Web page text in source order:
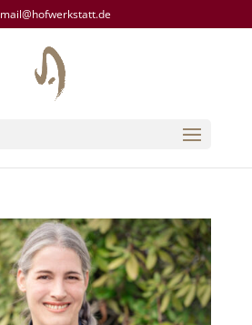
mail@hofwerkstatt.de